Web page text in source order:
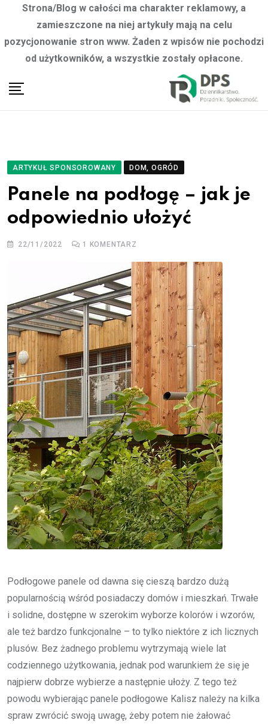
Strona/Blog w całości ma charakter reklamowy, a
zamieszczone na niej artykuły mają na celu
pozycjonowanie stron www. Żaden z wpisów nie pochodzi
od użytkowników, a wszystkie zostały opłacone.
ARTYKUŁ SPONSOROWANY DOM, OGRÓD
Panele na podłogę – jak je
odpowiednio ułożyć
22/11/2022 1 KOMENTARZ
Podłogowe panele od dawna się cieszą bardzo dużą
popularnością wśród posiadaczy domów i mieszkań. Trwałe
i solidne, dostępne w szerokim wyborze kolorów i wzorów,
ale też bardzo funkcjonalne – to tylko niektóre z ich licznych
plusów. Bez żadnego problemu wytrzymają wiele lat
codziennego użytkowania, jednak pod warunkiem że się je
najpierw dobrze wybierze a następnie ułoży. Z tego też
powodu wybierając panele podłogowe Kalisz należy na kilka
spraw zwrócić swoją uwagę, żeby potem nie żałować